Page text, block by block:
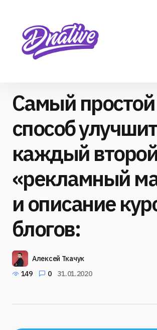
Самый простой
способ
каждый
«рекламный
и описание
блогов:
Алексей Ткачук
149
0 31.01.2020